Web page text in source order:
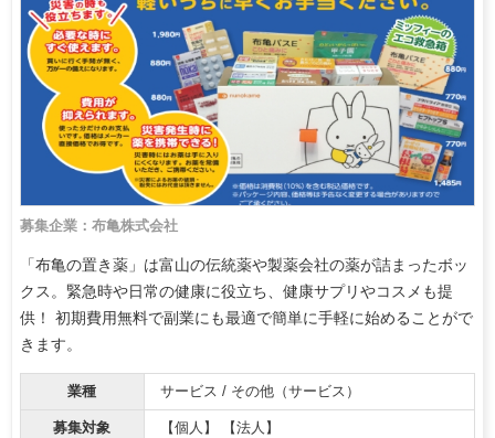
募集企業：布亀株式会社
「布亀の置き薬」は富山の伝統薬や製薬会社の薬が詰まったボッ
クス。緊急時や日常の健康に役立ち、健康サプリやコスメも提
供！ 初期費用無料で副業にも最適で簡単に手軽に始めることがで
きます。
業種 サービス / その他（サービス）
募集対象 【個人】 【法人】